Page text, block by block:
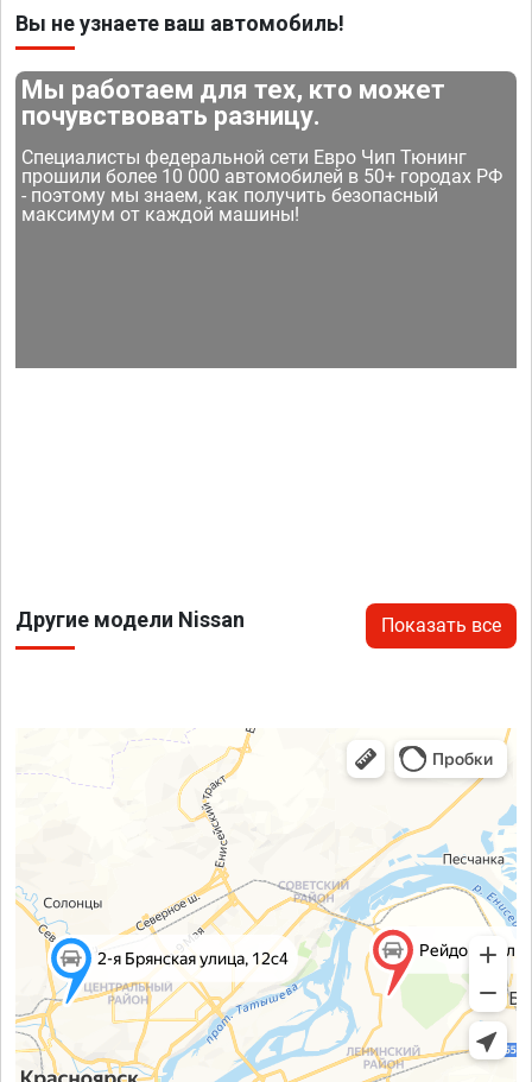
Вы не узнаете ваш автомобиль!
Мы работаем для тех, кто может
почувствовать разницу.
Специалисты федеральной сети Евро Чип Тюнинг
прошили более 10 000 автомобилей в 50+ городах РФ
- поэтому мы знаем, как получить безопасный
максимум от каждой машины!
Другие модели Nissan Показать все